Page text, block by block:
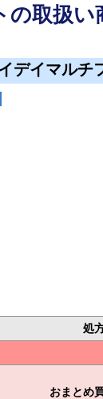
の取扱い
デイマルチ
処
おまとめ